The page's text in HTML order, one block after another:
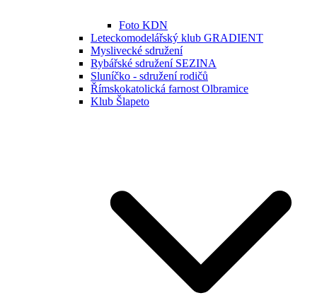
Foto KDN
Leteckomodelářský klub GRADIENT
Myslivecké sdružení
Rybářské sdružení SEZINA
Sluníčko - sdružení rodičů
Římskokatolická farnost Olbramice
Klub Šlapeto